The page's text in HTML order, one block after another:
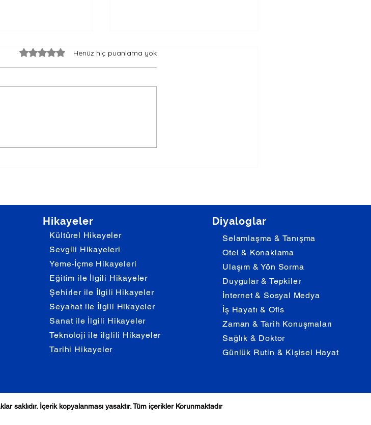
5 üzerinden 0 yıldızHenüz hiç puanlama yok
Hikayeler
Kültürel Hikayeler
Sevgili Hikayeleri
Yeme-İçme Hikayeleri
Eğitim ile İlgili Hikayeler
Şehirler ile İlgili Hikayeler
Seyahat ile İlgili Hikayeler
Sanat ile İlgili Hikayeler
Teknoloji ile ilglili Hikayeler
Tarihi Hikayeler
Diyaloglar
Selamlaşma & Tanışma
Otel & Konaklama
Ulaşım & Yön Sorma
Duygular & Tepkiler
İnternet & Sosyal Medya
İş Hayatı & Ofis
Zaman & Tarih Konuşmaları
Sağlık & Doktor
Günlük Rutin & Kişisel Hayat
saklıdır. İçerik kopyalanması yasaktır. Tüm içerikler Korunmaktadır